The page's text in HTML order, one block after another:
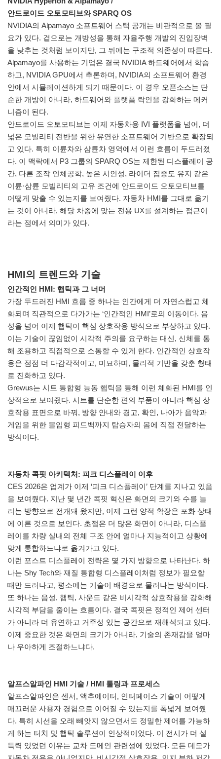
안드로이드 오토모티브와 SPARQ OS
NVIDIA의 Alpamayo 소프트웨어 스택 공개는 비판적으로 볼 필
요가 있다. 겉으로는 개방성을 통해 자율주행 개발의 진입장벽
을 낮추는 것처럼 보이지만, 그 뒤에는 구조적 의존성이 따른다.
Alpamayo를 사용하는 기업은 결국 NVIDIA 하드웨어에서 학습
하고, NVIDIA GPU에서 추론하며, NVIDIA의 소프트웨어 환경
안에서 시뮬레이션하게 되기 때문이다. 이 경우 오픈소스는 단
순한 개방이 아니라, 하드웨어와 플랫폼 락인을 강화하는 메커
니즘이 된다.
안드로이드 오토모티브는 이제 자동차용 IVI 플랫폼을 넘어, 더
넓은 모빌리티 전반을 위한 유연한 소프트웨어 기반으로 확장되
고 있다. 특히 이륜차와 삼륜차 영역에서 이런 흐름이 두드러졌
다. 이 맥락에서 P3 그룹의 SPARQ OS는 제한된 디스플레이 공
간, 다른 조작 인체공학, 높은 시인성, 라이더 집중도 유지 같은
이륜·삼륜 모빌리티의 고유 조건에 안드로이드 오토모티브를
어떻게 맞출 수 있는지를 보여줬다. 자동차 HMI를 그대로 옮기
는 것이 아니라, 해당 차종에 맞는 전용 UX를 설계하는 접근이
라는 점에서 의미가 있다.
HMI의 트렌드와 기술
인간적인 HMI: 햅틱과 그 너머
가장 두드러진 HMI 흐름 중 하나는 인간에게 더 자연스럽고 체
화되며 직관적으로 다가가는 ‘인간적인 HMI’로의 이동이다. 음
성을 넘어 이제 햅틱이 핵심 상호작용 방식으로 부상하고 있다.
이는 기술이 끊임없이 시각적 주의를 요구하는 대신, 신체를 통
해 조용하고 직접적으로 소통할 수 있게 한다. 인간적인 상호작
용은 점점 더 다감각적이고, 미묘하며, 물리적 기반을 갖춘 형태
로 진화하고 있다.
Grewus는 시트 통합형 능동 햅틱을 통해 이런 체화된 HMI를 인
상적으로 보여줬다. 시트를 단순한 편의 부품이 아니라 핵심 상
호작용 표면으로 바꿔, 방향 안내와 경고, 확인, 나아가 음악과
게임을 위한 몰입형 피드백까지 탑승자의 몸에 직접 전달하는
방식이다.
자동차 콕핏 아키텍처: 피크 디스플레이 이후
CES 2026은 업계가 이제 ‘피크 디스플레이’ 단계를 지나고 있음
을 보여줬다. 지난 몇 년간 콕핏 혁신은 화면의 크기와 수를 늘
리는 방향으로 전개돼 왔지만, 이제 그런 양적 확장은 포화 상태
에 이른 것으로 보인다. 초점은 더 많은 화면이 아니라, 디스플
레이를 차량 실내의 전체 구조 안에 얼마나 지능적이고 상황에
맞게 통합하느냐로 옮겨가고 있다.
이런 포스트 디스플레이 전략은 몇 가지 방향으로 나타난다. 하
나는 Shy Tech와 재질 통합형 디스플레이처럼 정보가 필요할
때만 드러나고, 평소에는 기술이 배경으로 물러나는 방식이다.
또 하나는 음성, 햅틱, 사운드 같은 비시각적 상호작용을 강화해
시각적 부담을 줄이는 흐름이다. 결국 콕핏은 정적인 제어 센터
가 아니라 더 유연하고 거주성 있는 공간으로 재해석되고 있다.
이제 중요한 것은 화면의 크기가 아니라, 기술의 존재감을 얼마
나 우아하게 조절하느냐다.
알프스알파인 HMI 기술 / HMI 툴링과 프로세스
알프스알파인은 센서, 액추에이터, 인터페이스 기술이 어떻게
매끄러운 사용자 경험으로 이어질 수 있는지를 폭넓게 보여줬
다. 특히 시선을 오래 빼앗지 않으면서도 정밀한 제어를 가능하
게 하는 터치 및 햅틱 솔루션이 인상적이었다. 이 전시가 더 설
득력 있었던 이유는 교차 도메인 관련성에 있었다. 모든 데모가